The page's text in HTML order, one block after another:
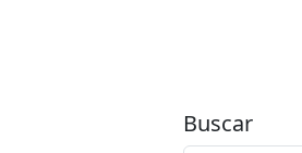
Buscar